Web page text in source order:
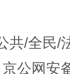
共/全民/
公网安